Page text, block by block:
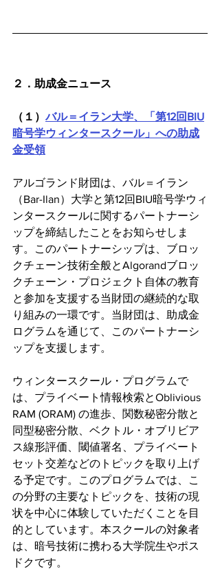
２．助成金ニュース
（１）バル＝イラン大学、「第12回BIU
暗号学ウィンタースクール」への助成
金受領
アルゴランド財団は、バル＝イラン
（Bar-Ilan）大学と第12回BIU暗号学ウィ
ンタースクールに関するパートナーシ
ップを締結したことをお知らせしま
す。このパートナーシップは、ブロッ
クチェーン技術全般とAlgorandブロッ
クチェーン・プロジェクト自体の教育
と参加を支援する当財団の継続的な取
り組みの一環です。当財団は、助成金
ログラムを通じて、このパートナーシ
ップを支援します。
ウィンタースクール・プログラムで
は、プライベート情報検索とOblivious
RAM (ORAM) の進歩、関数秘密分散と
同型秘密分散、ベクトル・オブリビア
ス線形評価、閾値署名、プライベート
セット交差などのトピックを取り上げ
る予定です。このプログラムでは、こ
の分野の主要なトピックを、技術の現
状を中心に体験していただくことを目
的としています。本スクールの対象者
は、暗号技術に携わる大学院生やポス
ドクです。